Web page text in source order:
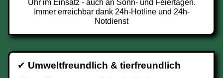
Uhr im Einsatz - auch an Sonn- und Feiertagen.
Immer erreichbar dank 24h-Hotline und 24h-
Notdienst
✔ Umweltfreundlich & tierfreundlich